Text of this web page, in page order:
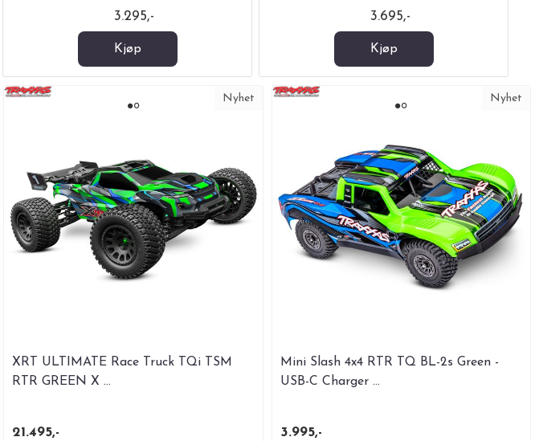
3.295,-
Kjøp
3.695,-
Kjøp
Nyhet
XRT ULTIMATE Race Truck TQi TSM
RTR GREEN X ...
21.495,-
Nyhet
Mini Slash 4x4 RTR TQ BL-2s Green -
USB-C Charger ...
3.995,-